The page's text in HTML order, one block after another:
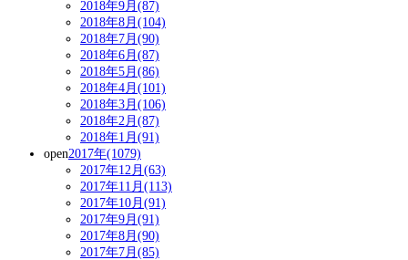
2018年9月(87)
2018年8月(104)
2018年7月(90)
2018年6月(87)
2018年5月(86)
2018年4月(101)
2018年3月(106)
2018年2月(87)
2018年1月(91)
open2017年(1079)
2017年12月(63)
2017年11月(113)
2017年10月(91)
2017年9月(91)
2017年8月(90)
2017年7月(85)